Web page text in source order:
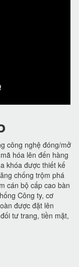
công nghệ đóng/mở
hóa lên đến hàng
khóa được thiết kế
chống trộm phá
cán bộ cấp cao bàn
Công ty, cơ
được đặt lên
tư trang, tiền mặt,